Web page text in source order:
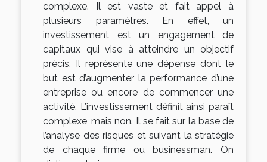
complexe. Il est vaste et fait appel à
plusieurs paramètres. En effet, un
investissement est un engagement de
capitaux qui vise à atteindre un objectif
précis. Il représente une dépense dont le
but est d’augmenter la performance d’une
entreprise ou encore de commencer une
activité. L’investissement définit ainsi paraît
complexe, mais non. Il se fait sur la base de
l’analyse des risques et suivant la stratégie
de chaque firme ou businessman. On